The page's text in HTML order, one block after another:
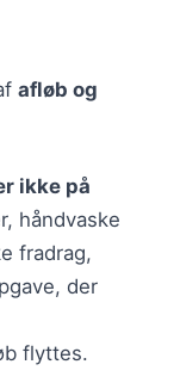
afløb og
ikke på
håndvaske
fradrag,
der
flyttes.